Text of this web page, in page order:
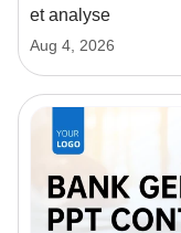
et analyse
Aug 4, 2026